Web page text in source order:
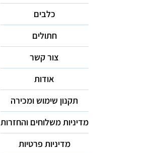
כלבים
חתולים
צור קשר
אודות
תקנון שימוש ומכירה
מדיניות משלוחים והחזרות
מדיניות פרטיות